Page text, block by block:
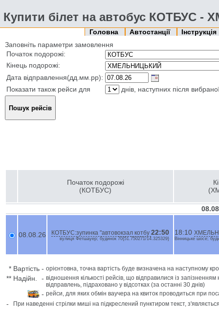
Купити білет на автобус КОТБУС
Головна Автостанції
Інструкція
Заповніть параметри замовлення
Початок подорожі:
Кінець подорожі:
Дата відправлення(дд.мм.рр):
Показати також рейси для
днів, наступних після
Початок подорожі
(КОТБУС)
08.08.26 КОТБУС:зупинка "автовокзал котбу 22:50
вулиця Фетшауер; будинок 70{51.750271/14.325329}
18:10
Вінницьке шосе;
* Вартість - орієнтовна, точна вартість буде визначена на наступному
** Надійн. - відношення кількості рейсів, що відправилися із
відправлень, підраховано у відсотках (за останні 30 днів)
- рейси, для яких обмін ваучера на квиток проводиться при
- При наведенні стрілки миші на підкреслений пунктиром текст,